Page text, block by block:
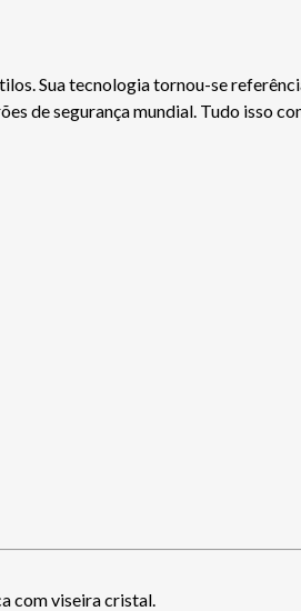
Sua tecnologia tornou-se
de segurança mundial. Tudo isso
com viseira cristal.